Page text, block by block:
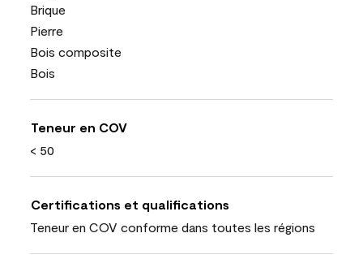
Brique
Pierre
Bois composite
Bois
Teneur en COV
< 50
Certifications et qualifications
Teneur en COV conforme dans toutes les régions